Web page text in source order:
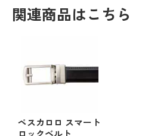
関連商品はこちら
ペスカロロ スマート
ロックベルト